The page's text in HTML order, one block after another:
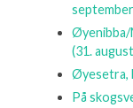
Øyenibba/
(31.
Øyesetra,
På